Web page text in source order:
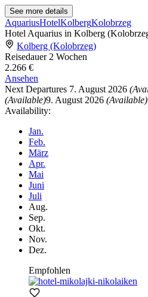
See more details
AquariusHotelKolbergKolobrzeg
Hotel Aquarius in Kolberg
Kolberg (Kolobrzeg)
Reisedauer 2 Wochen
2.266 €
Ansehen
Next Departures 7. August 2026
(Available)9. August 2026 (Available)
Availability:
Jan.
Feb.
März
Apr.
Mai
Juni
Juli
Aug.
Sep.
Okt.
Nov.
Dez.
Empfohlen